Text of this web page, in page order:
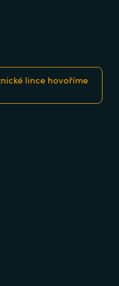
lince hovoříme